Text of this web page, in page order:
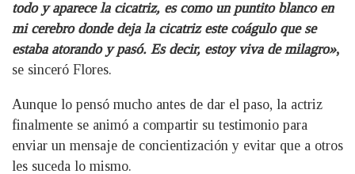
todo y aparece la cicatriz, es como un puntito blanco en
mi cerebro donde deja la cicatriz este coágulo que se
estaba atorando y pasó. Es decir, estoy viva de milagro»,
se sinceró Flores.
Aunque lo pensó mucho antes de dar el paso, la actriz
finalmente se animó a compartir su testimonio para
enviar un mensaje de concientización y evitar que a otros
les suceda lo mismo.